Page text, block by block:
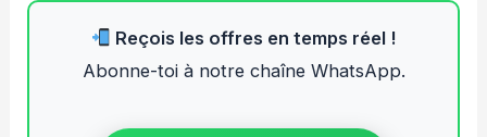
Reçois les offres en temps réel !
Abonne-toi à notre chaîne WhatsApp.